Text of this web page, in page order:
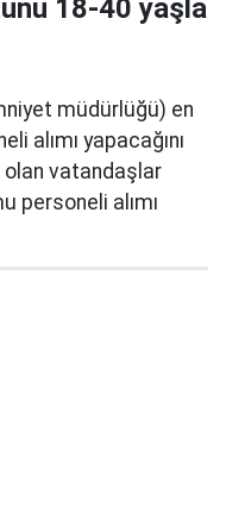
18-40 yaşla
müdürlüğü) en
alımı yapacağını
olan vatandaşlar
personeli alımı